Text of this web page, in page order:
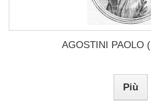
AGOSTINI PAOLO
Più